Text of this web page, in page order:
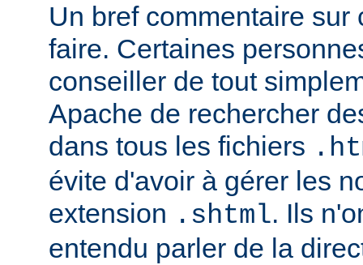
Un bref commentaire sur
faire. Certaines
conseiller de tout
Apache de rechercher
dans tous les fichiers
évite d'avoir à gérer les
extension .shtml. Ils
entendu parler de la